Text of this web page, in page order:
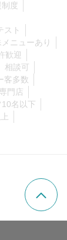
度
スト
ニューあり
歓迎
相談可
客多数
門店
名以下